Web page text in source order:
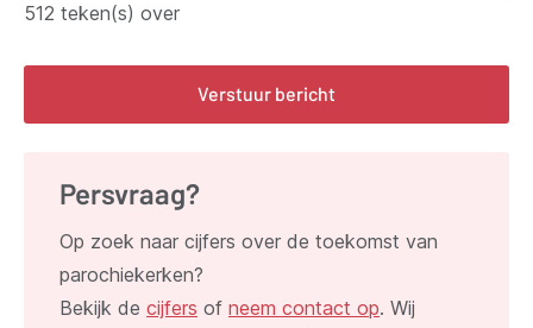
512 teken(s) over
Verstuur bericht
Persvraag?
Op zoek naar cijfers over de toekomst van
parochiekerken?
Bekijk de cijfers of neem contact op. Wij